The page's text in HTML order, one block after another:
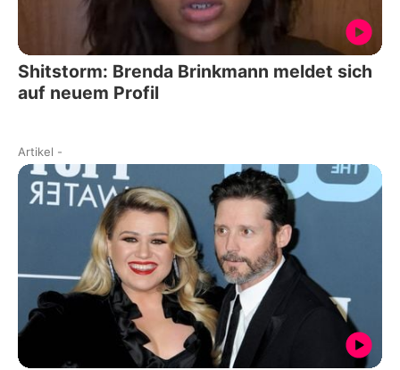
Shitstorm: Brenda Brinkmann meldet sich
auf neuem Profil
Artikel -